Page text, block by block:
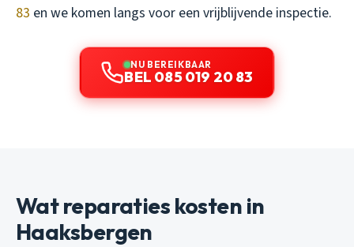
83 en we komen langs voor een vrijblijvende inspectie.
NU BEREIKBAAR
BEL 085 019 20 83
Wat reparaties kosten in
Haaksbergen